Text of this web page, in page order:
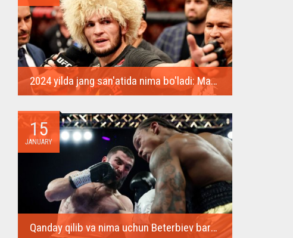
2024 yilda jang san'atida nima bo'ladi: Maxachev ikkinchi kamarni qo'lga kiritadi, MakGregor qaytib keladi
ko‘plab ajoyib...
15
JANUARY
Qanday qilib va ​​nima uchun Beterbiev barcha raqiblarini nokautga uchratadi